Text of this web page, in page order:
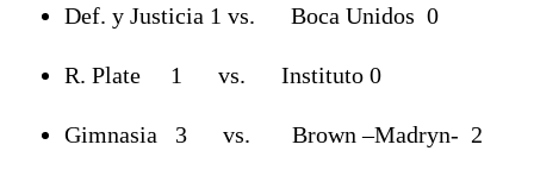
Def. y Justicia 1 vs. Boca Unidos 0
R. Plate 1 vs. Instituto 0
Gimnasia 3 vs. Brown –Madryn- 2